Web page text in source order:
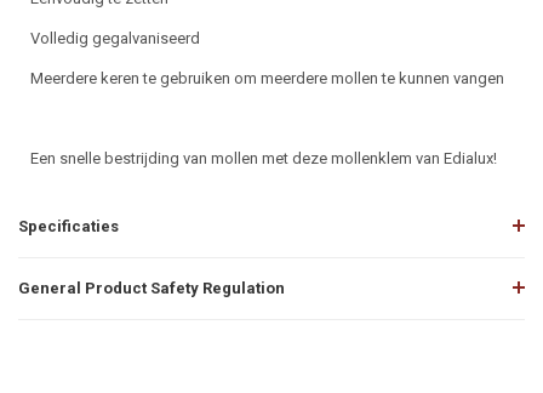
Volledig gegalvaniseerd
Meerdere keren te gebruiken om meerdere mollen te kunnen vangen
Een snelle bestrijding van mollen met deze mollenklem van Edialux!
Specificaties
General Product Safety Regulation